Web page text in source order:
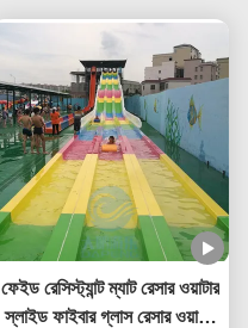
ফেইড রেসিস্ট্যান্ট ম্যাট রেসার ওয়াটার
স্লাইড ফাইবার গ্লাস রেসার ওয়াটার